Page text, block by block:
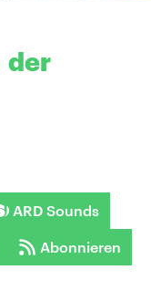
der
ARD Sounds
Abonnieren